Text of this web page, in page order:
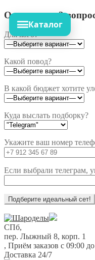
Ответьте на 3
Для кого?
Какой повод?
В какой бюджет хотите
Куда выслать подборку?
Укажите ваш номер
Если выбрали телеграм,
Перейти
к
навигации
Перейти
к
содержимому
СПб,
пер. Лыжный 8, корп. 1
, Приём заказов с 09:00
Доставка 24/7
Каталог